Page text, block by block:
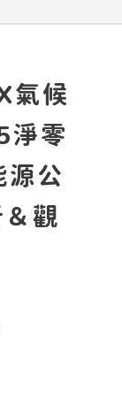
氣候
淨零
源公
觀